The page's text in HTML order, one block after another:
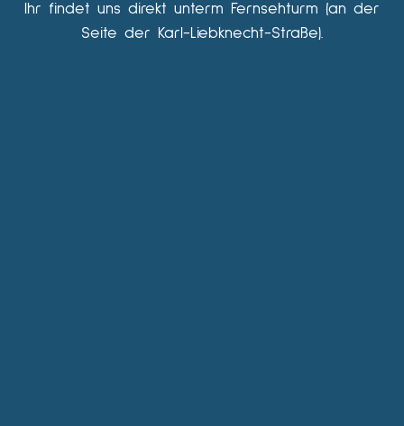
Ihr findet uns direkt unterm Fernsehturm (an der
Seite der Karl-Liebknecht-Straße).